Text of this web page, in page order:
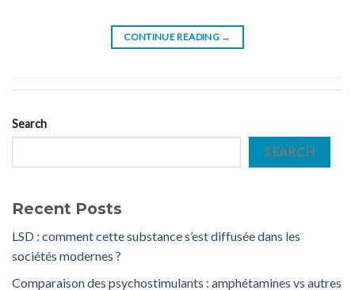
CONTINUE READING →
Search
SEARCH
Recent Posts
LSD : comment cette substance s’est diffusée dans les
sociétés modernes ?
Comparaison des psychostimulants : amphétamines vs autres